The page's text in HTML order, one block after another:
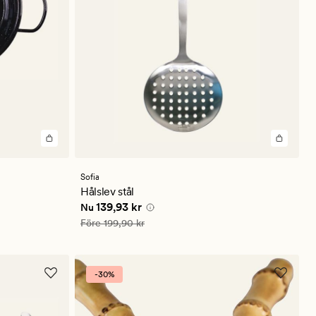
Sofia
Hålslev stål
Nuvarande pris
Nu 139,93 kr
Ordinarie pris 199,90 kr
Före199,90 kr
-30%